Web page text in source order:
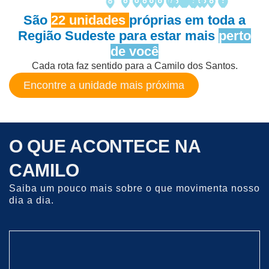
São 22 unidades próprias em toda a
Região Sudeste para estar mais perto
de você
Cada rota faz sentido para a Camilo dos Santos.
Encontre a unidade mais próxima
O QUE ACONTECE NA
CAMILO
Saiba um pouco mais sobre o que movimenta nosso
dia a dia.